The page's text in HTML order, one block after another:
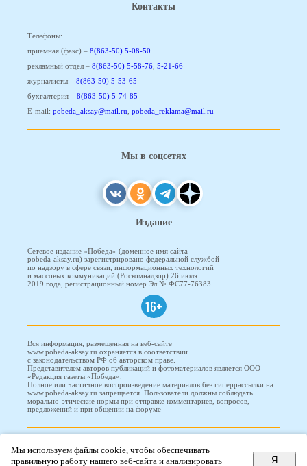
Контакты
Телефоны:
приемная (факс) – 8(863-50) 5-08-50
рекламный отдел – 8(863-50) 5-58-76 5-21-66
журналисты – 8(863-50) 5-53-65
бухгалтерия – 8(863-50) 5-74-85
E-mail: pobeda_aksay@mail.ru pobeda_reklama@mail.ru
Мы в соцсетях
Издание
Сетевое издание «Победа» (доменное имя сайта
pobeda-aksay.ru) зарегистрировано федеральной службой
по надзору в сфере связи, информационных технологий
и массовых коммуникаций (Роскомнадзор) 26 июля
2019 года, регистрационный номер Эл № ФС77-76383
16+
Вся информация, размещенная на веб-сайте
www.pobeda-aksay.ru охраняется в соответствии
с законодательством РФ об авторском праве.
Представителем авторов публикаций и фотоматериалов является ООО
«Редакция газеты «Победа».
Полное или частичное воспроизведение материалов без гиперрассылки на
www.pobeda-aksay.ru запрещается. Пользователи должны соблюдать
морально-этические нормы при отправке комментариев, вопросов,
предложений и при общении на форуме
Мы используем файлы cookie, чтобы обеспечивать
правильную работу нашего веб-сайта и анализировать
Я